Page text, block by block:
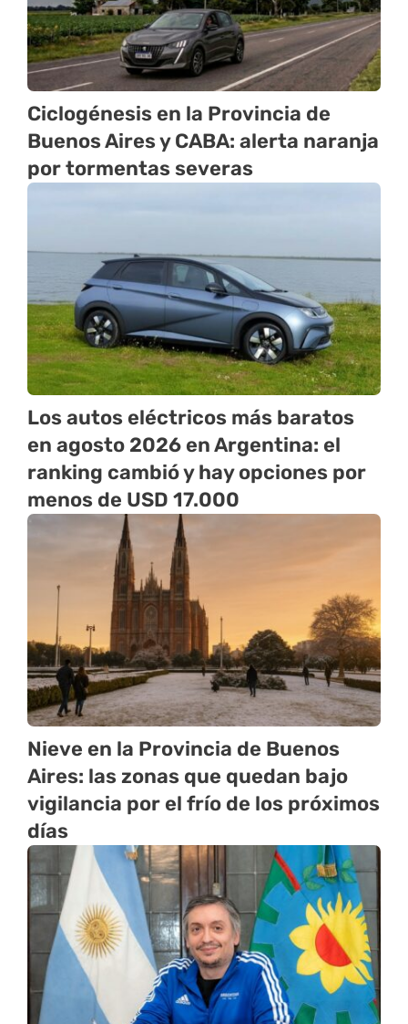
Ciclogénesis en la Provincia de
Buenos Aires y CABA: alerta naranja
por tormentas severas
Los autos eléctricos más baratos
en agosto 2026 en Argentina: el
ranking cambió y hay opciones por
menos de USD 17.000
Nieve en la Provincia de Buenos
Aires: las zonas que quedan bajo
vigilancia por el frío de los próximos
días